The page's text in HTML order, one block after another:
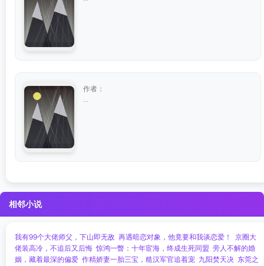
作者：
相邻小说
我有99个大佬师父，下山即无敌 再遇暗恋对象，他竟要和我谈恋爱！
京圈大
佬装高冷，不追后又后悔 惊鸿一瞥：十年宦海，终成生死同盟 旁人不解的婚
姻，藏着最深的偏爱 作精娇妻一胎三宝，糙汉军官追着宠 九阳焚天决 东莞之